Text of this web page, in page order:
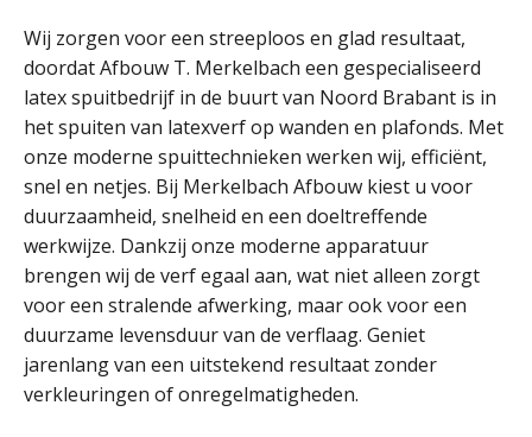
Wij zorgen voor een streeploos en glad resultaat,
doordat Afbouw T. Merkelbach een gespecialiseerd
latex spuitbedrijf in de buurt van Noord Brabant is in
het spuiten van latexverf op wanden en plafonds. Met
onze moderne spuittechnieken werken wij, efficiënt,
snel en netjes. Bij Merkelbach Afbouw kiest u voor
duurzaamheid, snelheid en een doeltreffende
werkwijze. Dankzij onze moderne apparatuur
brengen wij de verf egaal aan, wat niet alleen zorgt
voor een stralende afwerking, maar ook voor een
duurzame levensduur van de verflaag. Geniet
jarenlang van een uitstekend resultaat zonder
verkleuringen of onregelmatigheden.